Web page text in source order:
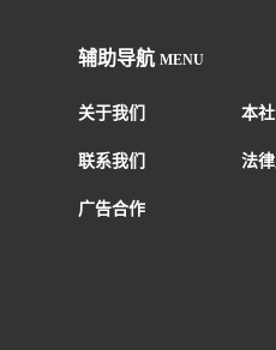
辅助导航 MENU
关于我们 本
联系我们 法
广告合作